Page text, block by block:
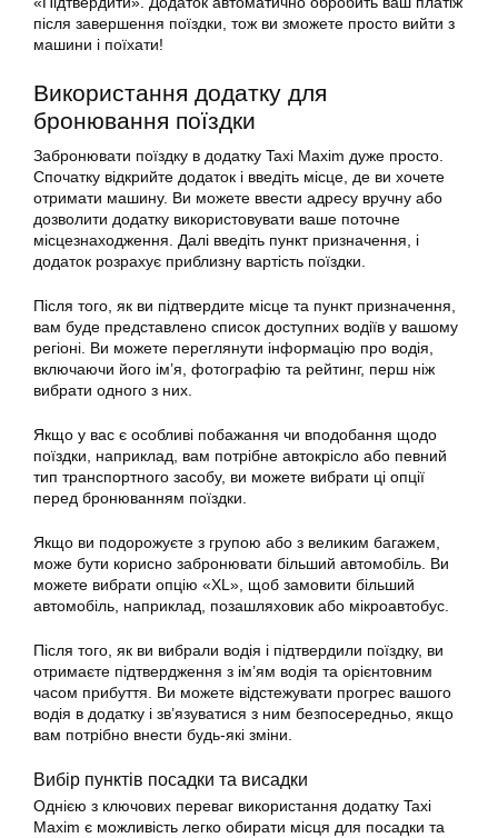
після завершення поїздки, тож ви зможете просто вийти з
машини і поїхати!
Використання додатку для
бронювання поїздки
Забронювати поїздку в додатку Taxi Maxim дуже просто.
Спочатку відкрийте додаток і введіть місце, де ви хочете
отримати машину. Ви можете ввести адресу вручну або
дозволити додатку використовувати ваше поточне
місцезнаходження. Далі введіть пункт призначення, і
додаток розрахує приблизну вартість поїздки.
Після того, як ви підтвердите місце та пункт призначення,
вам буде представлено список доступних водіїв у вашому
регіоні. Ви можете переглянути інформацію про водія,
включаючи його ім’я, фотографію та рейтинг, перш ніж
вибрати одного з них.
Якщо у вас є особливі побажання чи вподобання щодо
поїздки, наприклад, вам потрібне автокрісло або певний
тип транспортного засобу, ви можете вибрати ці опції
перед бронюванням поїздки.
Якщо ви подорожуєте з групою або з великим багажем,
може бути корисно забронювати більший автомобіль. Ви
можете вибрати опцію «XL», щоб замовити більший
автомобіль, наприклад, позашляховик або мікроавтобус.
Після того, як ви вибрали водія і підтвердили поїздку, ви
отримаєте підтвердження з ім’ям водія та орієнтовним
часом прибуття. Ви можете відстежувати прогрес вашого
водія в додатку і зв’язуватися з ним безпосередньо, якщо
вам потрібно внести будь-які зміни.
Вибір пунктів посадки та висадки
Однією з ключових переваг використання додатку Taxi
Maxim є можливість легко обирати місця для посадки та